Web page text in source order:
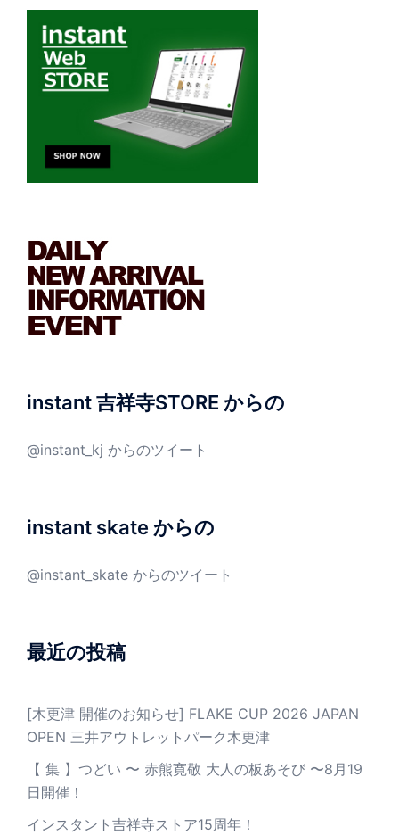
instant 吉祥寺STORE からの
@instant_kj からのツイート
instant skate からの
@instant_skate からのツイート
最近の投稿
[木更津 開催のお知らせ] FLAKE CUP 2026 JAPAN
OPEN 三井アウトレットパーク木更津
【 集 】つどい 〜 赤熊寛敬 大人の板あそび 〜8月19
日開催！
インスタント吉祥寺ストア15周年！